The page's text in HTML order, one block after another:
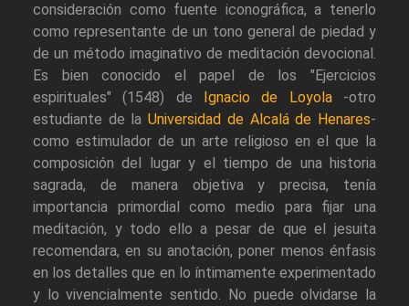
consideración como fuente iconográfica, a tenerlo
como representante de un tono general de piedad y
de un método imaginativo de meditación devocional.
Es bien conocido el papel de los "Ejercicios
espirituales" (1548) de
Ignacio de Loyola-otro
estudiante de laUniversidad de Alcalá de Henares-
como estimulador de un arte religioso en el que la
composición del lugar y el tiempo de una historia
sagrada, de manera objetiva y precisa, tenía
importancia primordial como medio para fijar una
meditación, y todo ello a pesar de que el jesuita
recomendara, en su anotación, poner menos énfasis
en los detalles que en lo íntimamente experimentado
y lo vivencialmente sentido. No puede olvidarse la